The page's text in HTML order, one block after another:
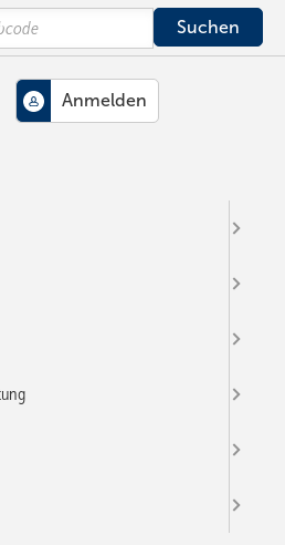
des DVGW